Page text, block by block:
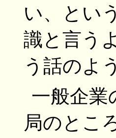
い、とい
識と言う
う話のよ
一般企業
局のとこ